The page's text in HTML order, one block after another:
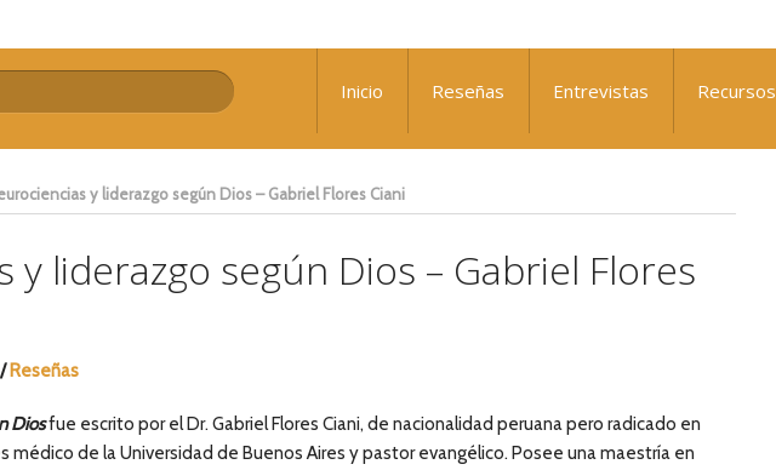
de Juan Carlos Manzewitsch: ¿Qué nos falta para el avivamiento?
Tripp
extrema – Mariano Sennewald
Bonhoeffer
Yancey
Mottesi
Inicio Reseñas Entrevistas Recursos
y liderazgo según Dios – Gabriel Flores Ciani
y liderazgo según Dios – Gabriel Flores
/ Reseñas
Diosfue escrito por el Dr. Gabriel Flores Ciani, de nacionalidad peruana pero radicado en
médico de la Universidad de Buenos Aires y pastor evangélico. Posee una maestría en